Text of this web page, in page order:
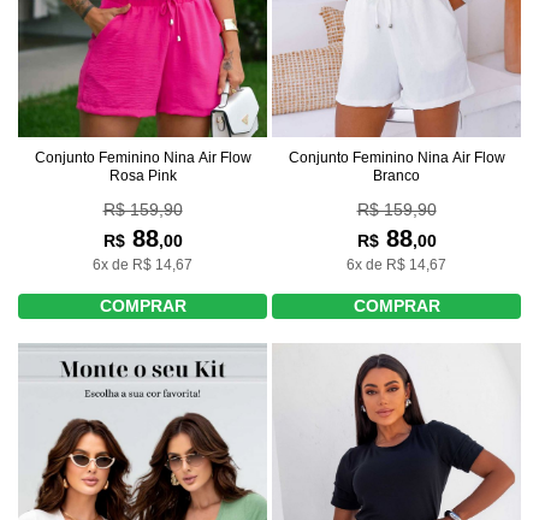
Conjunto Feminino Nina Air Flow
Rosa Pink
R$ 159,90
R$88,00
6x de R$ 14,67
COMPRAR
Conjunto Feminino Nina Air Flow
Branco
R$ 159,90
R$88,00
6x de R$ 14,67
COMPRAR